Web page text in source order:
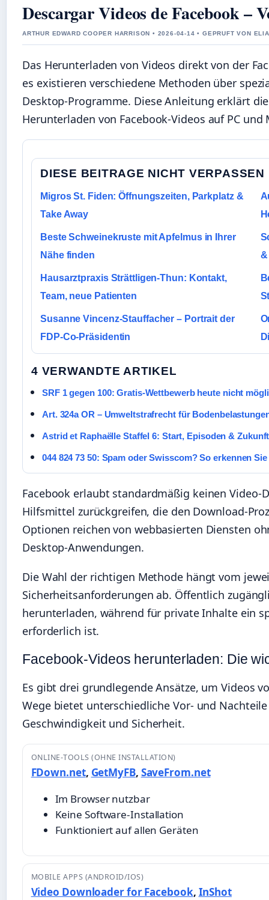
Descargar Videos de Facebook –
ARTHUR EDWARD COOPER HARRISON • 2026-04-14 • GEPRUFT VON
Das Herunterladen von Videos direkt von der
es existieren verschiedene Methoden über
Desktop-Programme. Diese Anleitung erklärt
Herunterladen von Facebook-Videos auf PC und
DIESE BEITRAGE NICHT VERPASSEN
Migros St. Fiden: Öffnungszeiten, Parkplatz &
Take Away
Beste Schweinekruste mit Apfelmus in Ihrer
Nähe finden
&
Hausarztpraxis Strättligen-Thun: Kontakt,
Team, neue Patienten
Susanne Vincenz-Stauffacher – Portrait der
FDP-Co-Präsidentin
4 VERWANDTE ARTIKEL
SRF 1 gegen 100: Gratis-Wettbewerb heute nicht
Art. 324a OR – Umweltstrafrecht für
Astrid et Raphaëlle Staffel 6: Start, Episoden & Zukunft
044 824 73 50: Spam oder Swisscom? So erkennen
Facebook erlaubt standardmäßig keinen
Hilfsmittel zurückgreifen, die den Download-
Optionen reichen von webbasierten Diensten
Desktop-Anwendungen.
Die Wahl der richtigen Methode hängt vom
Sicherheitsanforderungen ab. Öffentlich
herunterladen, während für private Inhalte ein
erforderlich ist.
Facebook-Videos herunterladen: Die
Es gibt drei grundlegende Ansätze, um Videos
Wege bietet unterschiedliche Vor- und
Geschwindigkeit und Sicherheit.
ONLINE-TOOLS (OHNE INSTALLATION)
FDown.net, GetMyFB, SaveFrom.net
Im Browser nutzbar
Keine Software-Installation
Funktioniert auf allen Geräten
MOBILE APPS (ANDROID/IOS)
Video Downloader for Facebook, InShot